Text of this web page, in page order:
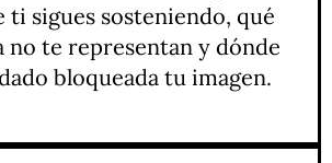
ti sigues sosteniendo, qué
no te representan y dónde
bloqueada tu imagen.